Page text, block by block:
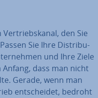
den Sie
Sie Ihre Dis­tri­bu­
und Ihre Ziele
dass man nicht
Gerade, wenn man
ent­schei­det, bedroht